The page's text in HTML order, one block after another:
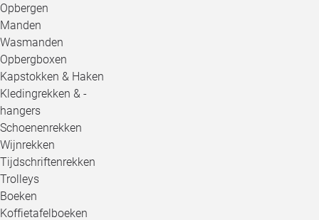
Opbergen
Manden
Wasmanden
Opbergboxen
Kapstokken & Haken
Kledingrekken & -
hangers
Schoenenrekken
Wijnrekken
Tijdschriftenrekken
Trolleys
Boeken
Koffietafelboeken